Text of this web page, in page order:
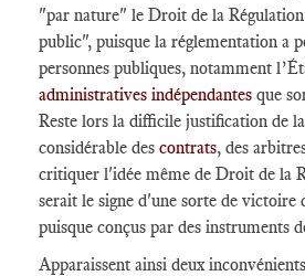
"par nature" le Droit de la
public", puisque la réglementation a
personnes publiques, notamment
administratives indépendantes que
Reste lors la difficile justification de
considérable des contrats, des
critiquer l'idée même de Droit de la
serait le signe d'une sorte de victoire
puisque conçus par des instruments
Apparaissent ainsi deux